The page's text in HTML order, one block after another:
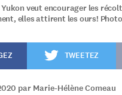
veut encourager les
elles attirent les ours!
TWEETEZ
par Marie-Hélène Comeau